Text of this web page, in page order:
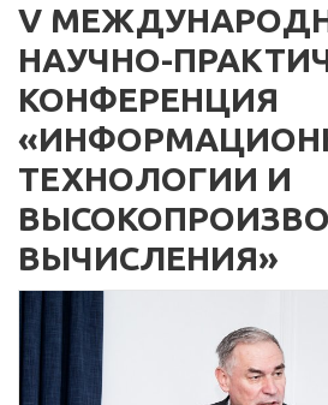
V
НАУЧНО-
КОНФЕРЕНЦИЯ
ТЕХНОЛОГИИ И
ВЫЧИСЛЕНИЯ»